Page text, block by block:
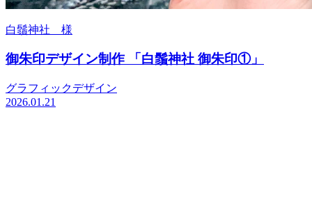
白鬚神社 様
御朱印デザイン制作 「白鬚神社 御朱印①」
グラフィックデザイン
2026.01.21